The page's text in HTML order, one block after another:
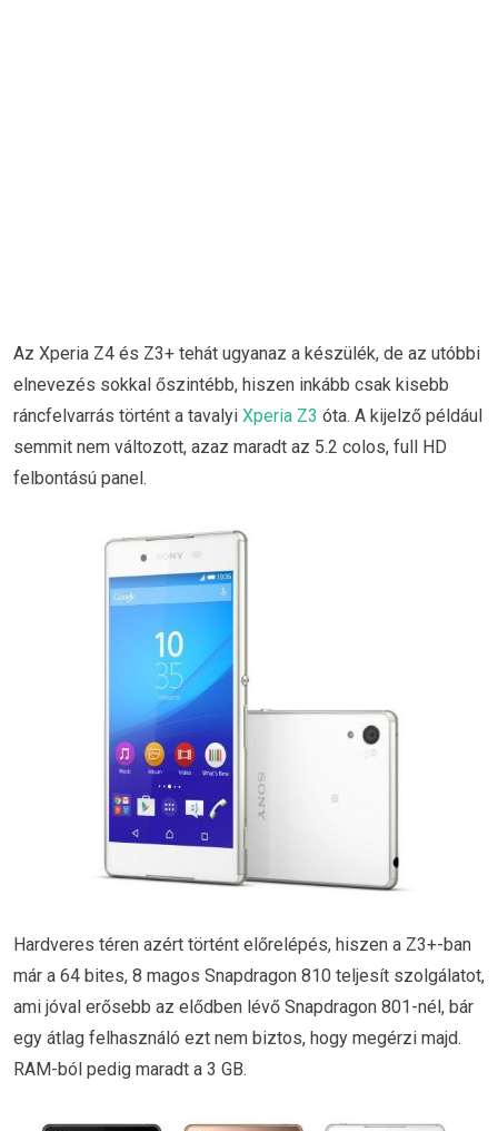
Az Xperia Z4 és Z3+ tehát ugyanaz a készülék, de az utóbbi
elnevezés sokkal őszintébb, hiszen inkább csak kisebb
ráncfelvarrás történt a tavalyi Xperia Z3 óta. A kijelző például
semmit nem változott, azaz maradt az 5.2 colos, full HD
felbontású panel.
Hardveres téren azért történt előrelépés, hiszen a Z3+-ban
már a 64 bites, 8 magos Snapdragon 810 teljesít szolgálatot,
ami jóval erősebb az elődben lévő Snapdragon 801-nél, bár
egy átlag felhasználó ezt nem biztos, hogy megérzi majd.
RAM-ból pedig maradt a 3 GB.